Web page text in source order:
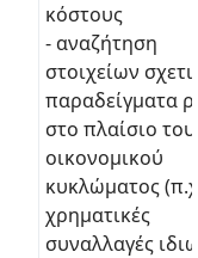
κόστους
- αναζήτηση
στοιχείων
παραδείγματα
στο πλαίσιο του
οικονομικού
κυκλώματος
χρηματικές
συναλλαγές